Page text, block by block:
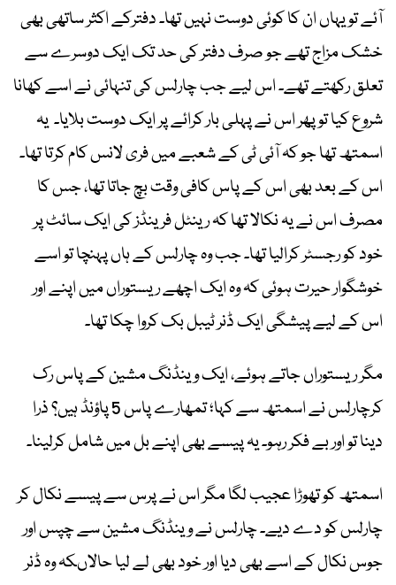
آئے تو یہاں ان کا کوئی دوست نہیں تھا۔ دفترکے اکثر ساتھی بھی
خشک مزاج تھے جو صرف دفتر کی حد تک ایک دوسرے سے
تعلق رکھتے تھے۔ اس لیے جب چارلس کی تنہائی نے اسے کھانا
شروع کیا تو پھر اس نے پہلی بار کرائے پر ایک دوست بلایا۔ یہ
اسمتھ تھا جو کہ آئی ٹی کے شعبے میں فری لانس کام کرتا تھا۔
اس کے بعد بھی اس کے پاس کافی وقت بچ جاتا تھا، جس کا
مصرف اس نے یہ نکالا تھا کہ رینٹل فرینڈز کی ایک سائٹ پر
خود کو رجسٹر کرالیا تھا۔ جب وہ چارلس کے ہاں پہنچا تو اسے
خوشگوار حیرت ہوئی کہ وہ ایک اچھے ریستوراں میں اپنے اور
اس کے لیے پیشگی ایک ڈنر ٹیبل بک کروا چکا تھا۔
مگر ریستوراں جاتے ہوئے، ایک وینڈنگ مشین کے پاس رک
کرچارلس نے اسمتھ سے کہا؛ تمھارے پاس 5 پاؤنڈ ہیں؟ ذرا
دینا تو اور بے فکر رہو۔ یہ پیسے بھی اپنے بل میں شامل کرلینا۔
اسمتھ کو تھوڑا عجیب لگا مگر اس نے پرس سے پیسے نکال کر
چارلس کو دے دیے۔ چارلس نے وینڈنگ مشین سے چپس اور
جوس نکال کے اسے بھی دیا اور خود بھی لے لیا حالاںکہ وہ ڈنر